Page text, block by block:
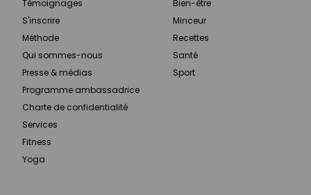
Témoignages
S'inscrire
Méthode
Qui sommes-nous
Presse & médias
Programme ambassadrice
Charte de confidentialité
Services
Fitness
Yoga
Bien-être
Minceur
Recettes
Santé
Sport